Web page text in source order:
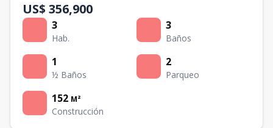
US$ 356,900
3
Hab.
3
Baños
1
½ Baños
2
Parqueo
152 M²
Construcción